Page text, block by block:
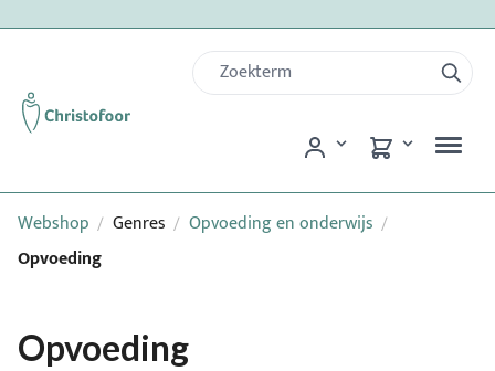
Webshop / Genres / Opvoeding en onderwijs /
Opvoeding
Opvoeding